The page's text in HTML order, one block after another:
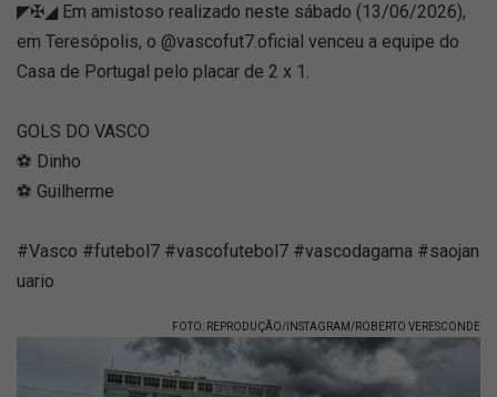
◤✠◢ Em amistoso realizado neste sábado (13/06/2026),
em Teresópolis, o @vascofut7.oficial venceu a equipe do
Casa de Portugal pelo placar de 2 x 1.
GOLS DO VASCO
⚽ Dinho
⚽ Guilherme
#Vasco #futebol7 #vascofutebol7 #vascodagama #saojan
uario
FOTO: REPRODUÇÃO/INSTAGRAM/ROBERTO VERESCONDE